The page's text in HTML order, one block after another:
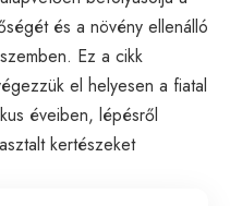
és a növény ellenálló
Ez a cikk
el helyesen a fiatal
éveiben, lépésről
kertészeket